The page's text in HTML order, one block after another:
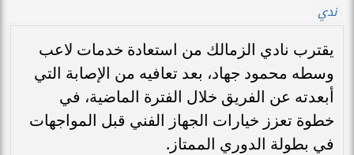
ندي
يقترب نادي الزمالك من استعادة خدمات لاعب
وسطه محمود جهاد، بعد تعافيه من الإصابة التي
أبعدته عن الفريق خلال الفترة الماضية، في
خطوة تعزز خيارات الجهاز الفني قبل المواجهات
في بطولة الدوري الممتاز.